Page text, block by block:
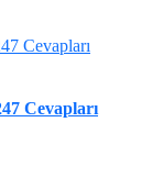
Cevapları